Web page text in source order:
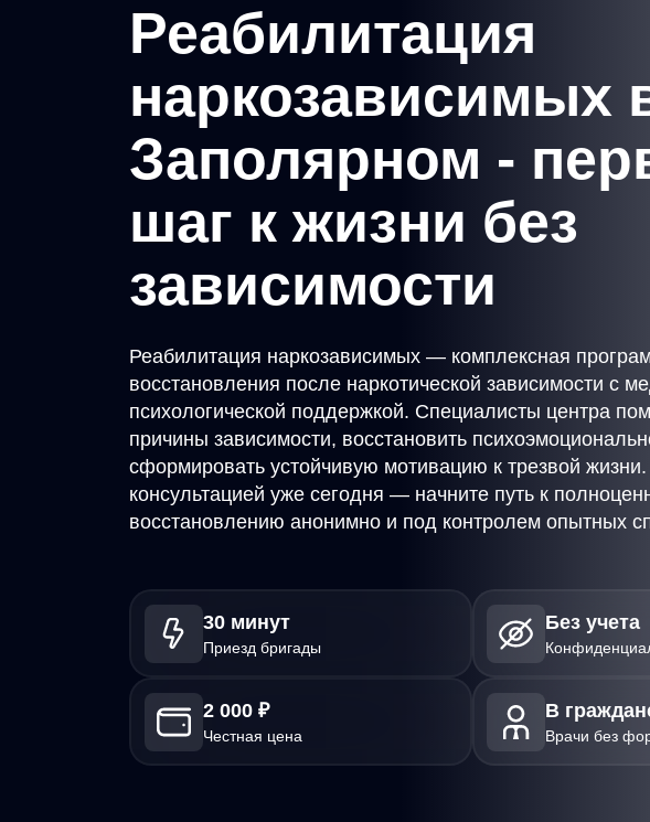
Реабилитация
наркозависимых
Заполярном -
шаг к жизни без
зависимости
Реабилитация наркозависимых — комплексная
восстановления после наркотической зависимости с
психологической поддержкой. Специалисты центра
причины зависимости, восстановить
сформировать устойчивую мотивацию к трезвой
консультацией уже сегодня — начните путь к
восстановлению анонимно и под контролем опытных
30 минут
Приезд бригады
Без учета
2 000 ₽
Честная цена
В
Врачи без